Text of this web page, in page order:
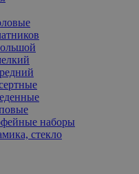
наборы
стекло